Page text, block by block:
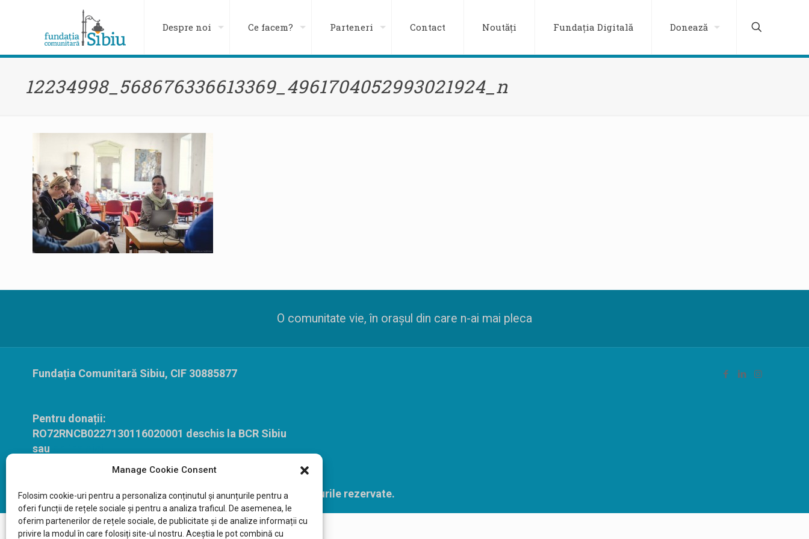
Manage Cookie Consent
Folosim cookie-uri pentru a personaliza conținutul și anunțurile pentru a
oferi funcții de rețele sociale și pentru a analiza traficul. De asemenea, le
oferim partenerilor de rețele sociale, de publicitate și de analize informații cu
privire la modulîn care folosiți site-ul nostru. Aceștia le potcombină cu
Despre noi Ce facem? Parteneri Contact Noutăți Fundația Digitală Donează
12234998_568676336613369_4961704052993021924_n
O comunitate vie, în orașul din care n-ai mai pleca
Fundația Comunitară Sibiu, CIF 30885877
Pentru donații:
RO72RNCB0227130116020001 deschis la BCR Sibiu
sau
Copyright ©2026 Fundația Comunitară Sibiu - Toate drepturile rezervate.